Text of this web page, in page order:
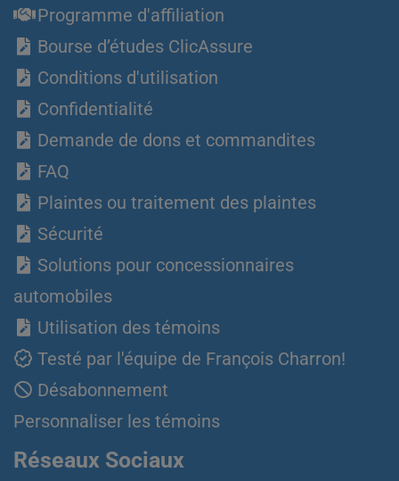
Programme d'affiliation
Bourse d’études ClicAssure
Conditions d'utilisation
Confidentialité
Demande de dons et commandites
FAQ
Plaintes ou traitement des plaintes
Sécurité
Solutions pour concessionnaires
automobiles
Utilisation des témoins
Testé par l'équipe de François Charron!
Désabonnement
Personnaliser les témoins
Réseaux Sociaux